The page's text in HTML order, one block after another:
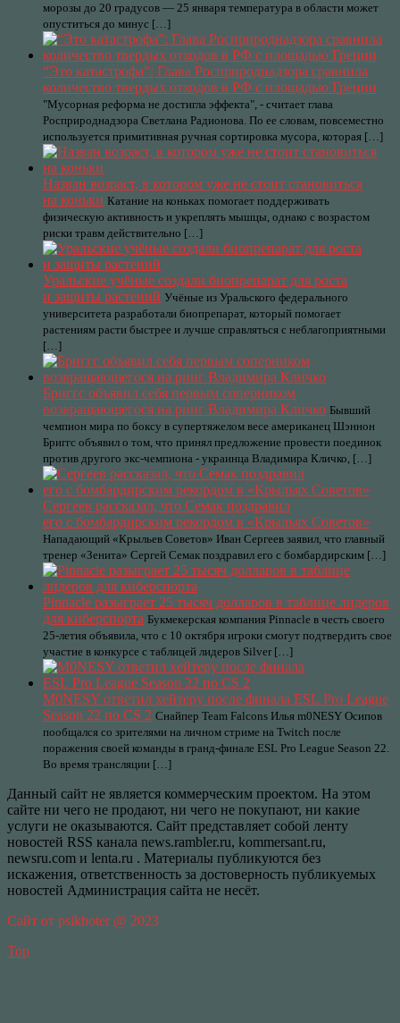
морозы до 20 градусов — 25 января температура в области может
опуститься до минус […]
“Это катастрофа”: Глава Росприроднадзора сравнила
количество твердых отходов в РФ с площадью Греции
"Мусорная реформа не достигла эффекта", - считает глава
Росприроднадзора Светлана Радионова. По ее словам, повсеместно
используется примитивная ручная сортировка мусора, которая […]
Назван возраст, в котором уже не стоит становиться
на коньки Катание на коньках помогает поддерживать
физическую активность и укреплять мышцы, однако с возрастом
риски травм действительно […]
Уральские учёные создали биопрепарат для роста
и защиты растений Учёные из Уральского федерального
университета разработали биопрепарат, который помогает
растениям расти быстрее и лучше справляться с неблагоприятными
[…]
Бриггс объявил себя первым соперником
возвращающегося на ринг Владимира Кличко Бывший
чемпион мира по боксу в супертяжелом весе американец Шэннон
Бриггс объявил о том, что принял предложение провести поединок
против другого экс-чемпиона - украинца Владимира Кличко, […]
Сергеев рассказал, что Семак поздравил
его с бомбардирским рекордом в «Крыльях Советов»
Нападающий «Крыльев Советов» Иван Сергеев заявил, что главный
тренер «Зенита» Сергей Семак поздравил его с бомбардирским […]
Pinnacle разыграет 25 тысяч долларов в таблице лидеров
для киберспорта Букмекерская компания Pinnacle в честь своего
25-летия объявила, что с 10 октября игроки смогут подтвердить свое
участие в конкурсе с таблицей лидеров Silver […]
M0NESY ответил хейтеру после финала ESL Pro League
Season 22 по CS 2 Снайпер Team Falcons Илья m0NESY Осипов
пообщался со зрителями на личном стриме на Twitch после
поражения своей команды в гранд-финале ESL Pro League Season 22.
Во время трансляции […]
Данный сайт не является коммерческим проектом. На этом
сайте ни чего не продают, ни чего не покупают, ни какие
услуги не оказываются. Сайт представляет собой ленту
новостей RSS канала news.rambler.ru, kommersant.ru,
newsru.com и lenta.ru . Материалы публикуются без
искажения, ответственность за достоверность публикуемых
новостей Администрация сайта не несёт.
Сайт от psikhoter @ 2023
Top